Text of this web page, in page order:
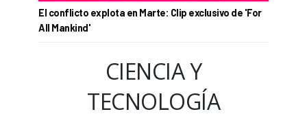
El conflicto explota en Marte: Clip exclusivo de 'For
All Mankind'
CIENCIA Y
TECNOLOGÍA